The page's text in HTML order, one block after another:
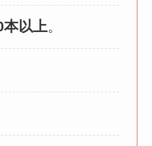
本以上。